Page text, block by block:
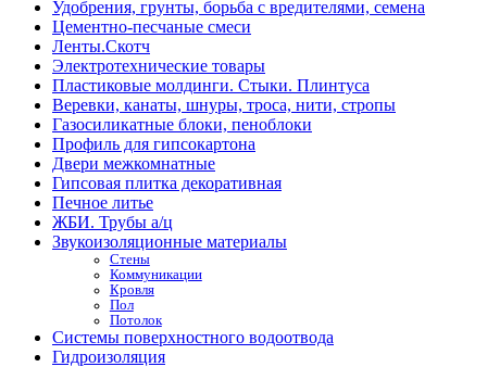
Удобрения, грунты, борьба с вредителями, семена
Цементно-песчаные смеси
Ленты.Скотч
Электротехнические товары
Пластиковые молдинги. Стыки. Плинтуса
Веревки, канаты, шнуры, троса, нити, стропы
Газосиликатные блоки, пеноблоки
Профиль для гипсокартона
Двери межкомнатные
Гипсовая плитка декоративная
Печное литье
ЖБИ. Трубы а/ц
Звукоизоляционные материалы
Стены
Коммуникации
Кровля
Пол
Потолок
Системы поверхностного водоотвода
Гидроизоляция